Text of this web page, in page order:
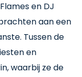
en DJ
aan een
Tussen de
en
waarbij ze de